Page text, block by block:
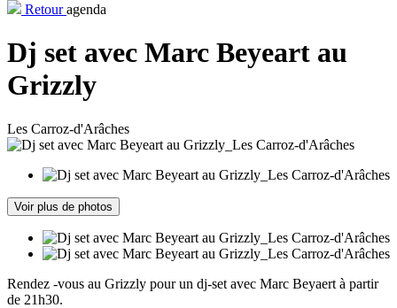
Retouragenda
Dj set avec Marc Beyeart au
Grizzly
Les Carroz-d'Arâches
Voir plus de photos
Rendez -vous au Grizzly pour un dj-set avec Marc Beyaert à partir
de 21h30.